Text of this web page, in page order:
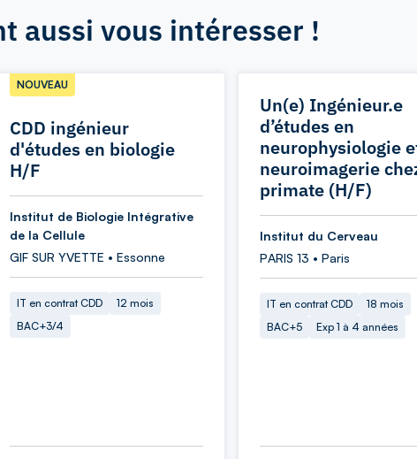
aussi vous intéresser !
CDD ingénieur
d'études en biologie
H/F
NOUVEAU
Institut de Biologie Intégrative
de la Cellule
GIF SUR YVETTE • Essonne
IT en contrat CDD
12 mois
BAC+3/4
Un(e) Ingénieur.e
d’études en
neurophysiologie
neuroimagerie
primate (H/F)
Institut du Cerveau
PARIS 13 • Paris
IT en contrat CDD
18 mois
BAC+5
Exp 1 à 4 années